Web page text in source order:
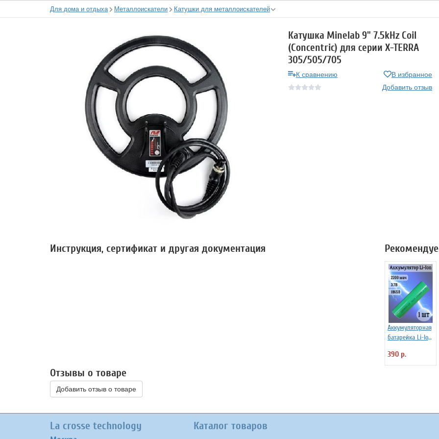
Для дома и отдыха Металлоискатели Катушки для металлоискателей
Катушка Minelab 9" 7.5kHz Coil
(Concentric) для серии X-TERRA
305/505/705
К сравнению
В избранное
Добавить отзыв
Инструкция, сертификат и другая документация
Аккумуляторная
батарейка Li-Ion
3.7В,
незащищенный
390 р.
Отзывы о товаре
Добавить отзыв о товаре
La crosse technology Каталог товаров